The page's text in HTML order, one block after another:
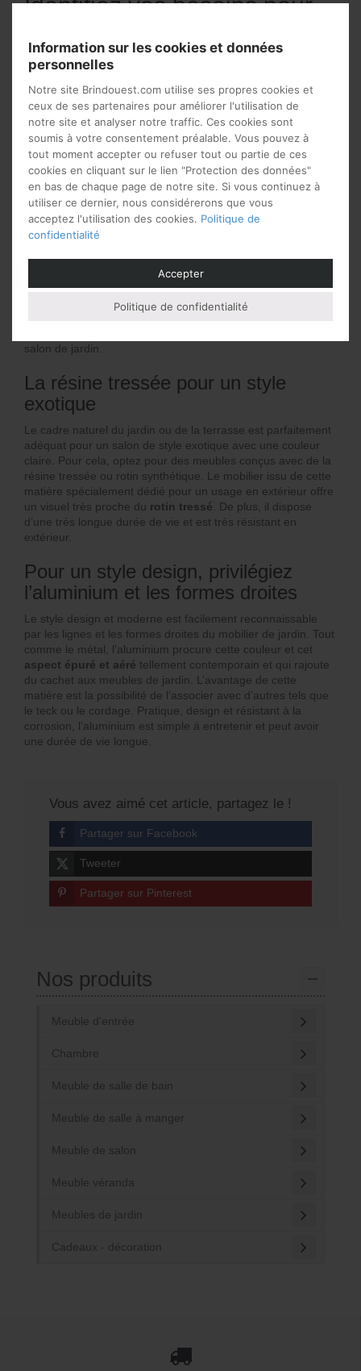
jardin
Définir ses besoins est primordial afin de ne pas se tromper
dans le choix du salon de jardin haut de gamme. Vous
pouvez par exemple installer un salon de jardin pour
accueillir vos proches lors des moments conviviaux. Vous
avez aussi le mobilier de jardin destiné à votre détente et
votre relaxation. Certaines personnes préfèreront aussi du
mobilier discret comme une chaise longue ou un rocking
chair pour son usage personnel.
Quel style pour votre salon
de jardin haut de gamme ?
Même si le jardin ou la terrasse est l’espace de vie où vous
allez installer votre salon, il est tout à fait possible d’adopter
salon de jardin.
La résine tressée pour un style
exotique
Le cadre naturel du jardin ou de la terrasse est parfaitement
adéquat pour un salon de style exotique avec une couleur
claire. Pour cela, optez pour des meubles conçus avec de la
résine tressée ou rotin synthétique. Le mobilier issu de cette
matière spécialement dédié pour un usage en extérieur offre
un visuel très proche du rotin tressé . De plus, il dispose
d’une très longue durée de vie et est très résistant en
extérieur.
Pour un style design, privilégiez
l’aluminium et les formes droites
Le style design et moderne est facilement reconnaissable
par les lignes et les formes droites du mobilier de jardin. Tout
comme le métal, l’aluminium procure cette couleur et cet
aspect épuré et aéré tellement contemporain et qui rajoute
du cachet aux meubles de jardin. L’avantage de cette
matière est la possibilité de l’associer avec d’autres tels que
le teck ou le cordage. Pratique, design et résistant à la
corrosion, l’aluminium est simple à entretenir et peut avoir
une durée de vie longue.
Vous avez aimé cet article, partagez le !
Partager sur Facebook
Tweeter
Partager sur Pinterest
Nos produits
Meuble d'entrée
Chambre
Meuble de salle de bain
Meuble de salle à manger
Meuble de salon
Meuble véranda
Meubles de jardin
Cadeaux - décoration
Information sur les cookies et données
personnelles
Notre site Brindouest.com utilise ses propres cookies et
ceux de ses partenaires pour améliorer l'utilisation de
notre site et analyser notre traffic. Ces cookies sont
soumis à votre consentement préalable. Vous pouvez à
tout moment accepter ou refuser tout ou partie de ces
cookies en cliquant sur le lien "Protection des données"
en bas de chaque page de notre site. Si vous continuez à
utiliser ce dernier, nous considérerons que vous
acceptez l'utilisation des cookies. Politique de
confidentialité
Accepter
Politique de confidentialité